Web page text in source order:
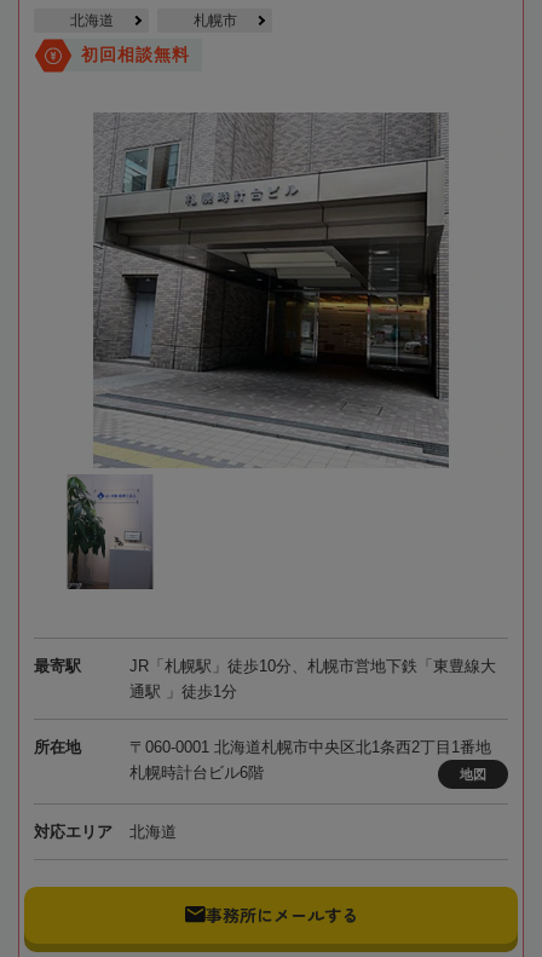
北海道 札幌市
初回相談無料
最寄駅
JR「札幌駅」徒歩10分、札幌市営地下鉄「東豊線大
通駅 」徒歩1分
所在地
〒060-0001 北海道札幌市中央区北1条西2丁目1番地
札幌時計台ビル6階
地図
対応エリア 北海道
事務所にメールする